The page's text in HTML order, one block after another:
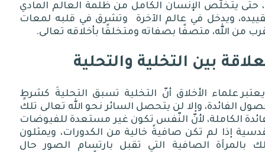
، حتى يتخلّص الإنسان الكامل من ظلمة العالم المادي
ويدخل في عالم الآخرة وتشرق في قلبه لمعات
من الله، متصفًا بصفاته ومتخلقًا بأخلاقه تعالى.
بين التخلية والتحلية
يعتبر علماء الأخلاق أنّ التخلية تسبق التحليةَ كشرطٍ
الفائدة، وإلا لن يتحصل السائر نحو الله تعالى تلك
الكاملة، لأنّ النّفس تكون غير مستعدة للفيوضات
إذا لم تكن صافيةً خالية من الكدورات، ويمثلون
بالمرآة الصافية التي تقبل بارتسام الصور حال